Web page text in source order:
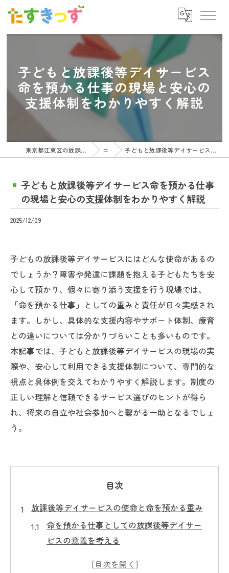
子どもと放課後等デイサービス
命を預かる仕事の現場と安心の
支援体制をわかりやすく解説
東京都江東区の放課後等デイサービスの求人ならたすきっず コラム 子どもと放課後等デイサービス命を預かる仕事の現場と安心の支援体制をわかりやすく解説
子どもと放課後等デイサービス命を預かる仕事
の現場と安心の支援体制をわかりやすく解説
2025/12/09
子どもの放課後等デイサービスにはどんな使命があるの
でしょうか？障害や発達に課題を抱える子どもたちを安
心して預かり、個々に寄り添う支援を行う現場では、
「命を預かる仕事」としての重みと責任が日々実感され
ます。しかし、具体的な支援内容やサポート体制、療育
との違いについては分かりづらいことも多いものです。
本記事では、子どもと放課後等デイサービスの現場の実
際や、安心して利用できる支援体制について、専門的な
視点と具体例を交えてわかりやすく解説します。制度の
正しい理解と信頼できるサービス選びのヒントが得ら
れ、将来の自立や社会参加へと繋がる一助となるでしょ
う。
目次
放課後等デイサービスの使命と命を預かる重み
命を預かる仕事としての放課後等デイサー
ビスの意義を考える
子ども支援現場で大切にされる安心感と信